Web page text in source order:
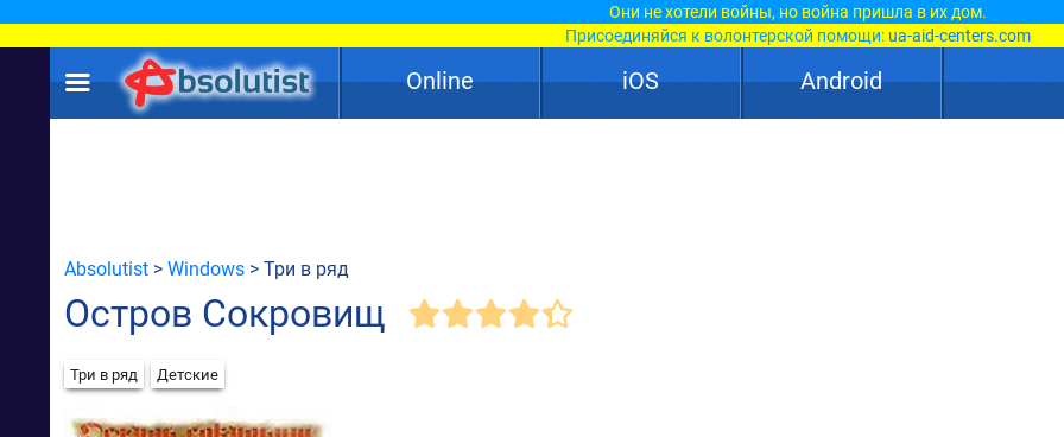
Они не хотели войны, но война пришла в их дом.
Присоединяйся к волонтерской помощи: ua-aid-centers.com
Online iOS Android
Absolutist > Windows > Три в ряд
Остров Сокровищ
Три в ряд Детские